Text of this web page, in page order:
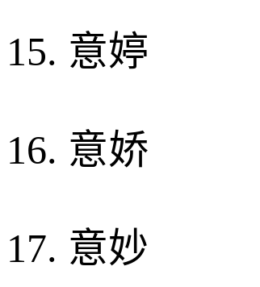
15. 意婷
16. 意娇
17. 意妙